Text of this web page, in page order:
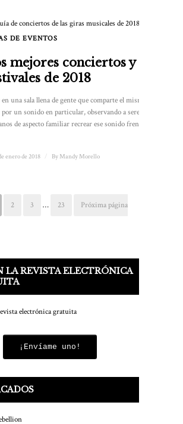
DE EVENTOS
mejores conciertos y
de 2018
una sala llena de gente que comparte el mismo
un sonido en particular, observando a seres
de aspecto familiar recrear ese sonido frente a ti
enero de 2018 By Mandy Morello
2 3 … 23
Próxima página
LA REVISTA ELECTRÓNICA
¡Envíame uno!